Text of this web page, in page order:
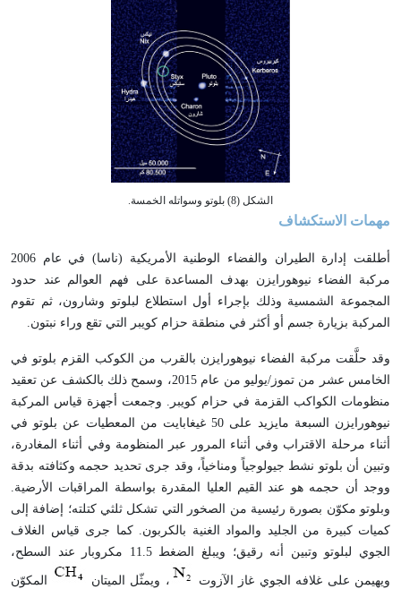
الشكل (8) بلوتو وسواتله الخمسة.
مهمات الاستكشاف
أطلقت إدارة الطيران والفضاء الوطنية الأمريكية (ناسا) في عام 2006
مركبة الفضاء نيوهورايزن بهدف المساعدة على فهم العوالم عند حدود
المجموعة الشمسية وذلك بإجراء أول استطلاع لبلوتو وشارون، ثم تقوم
المركبة بزيارة جسم أو أكثر في منطقة حزام كويبر التي تقع وراء نبتون.
وقد حلَّقت مركبة الفضاء نيوهورايزن بالقرب من الكوكب القزم بلوتو في
الخامس عشر من تموز/يوليو من عام 2015، وسمح ذلك بالكشف عن تعقيد
منظومات الكواكب القزمة في حزام كويبر. وجمعت أجهزة قياس المركبة
نيوهورايزن السبعة مايزيد على 50 غيغابايت من المعطيات عن بلوتو في
أثناء مرحلة الاقتراب وفي أثناء المرور عبر المنظومة وفي أثناء المغادرة،
وتبين أن بلوتو نشط جيولوجياً ومناخياً، وقد جرى تحديد حجمه وكثافته بدقة
ووجد أن حجمه هو عند القيم العليا المقدرة بواسطة المراقبات الأرضية.
وبلوتو مكوّن بصورة رئيسية من الصخور التي تشكل ثلثي كتلته؛ إضافة إلى
كميات كبيرة من الجليد والمواد الغنية بالكربون. كما جرى قياس الغلاف
الجوي لبلوتو وتبين أنه رقيق؛ ويبلغ الضغط 11.5 مكروبار عند السطح،
ويهيمن على غلافه الجوي غاز الآزوت ، ويمثّل الميتان
المكوّن